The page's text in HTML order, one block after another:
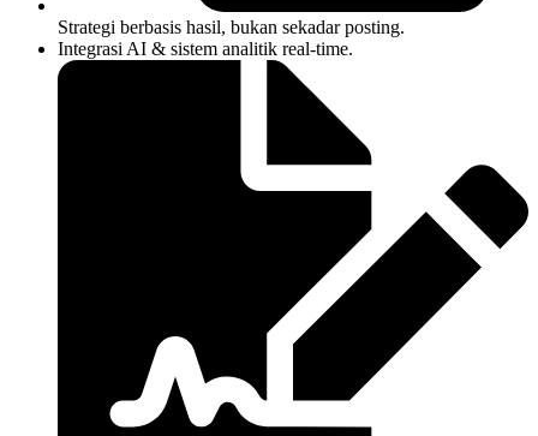
Strategi berbasis hasil, bukan sekadar posting.
Integrasi AI & sistem analitik real-time.